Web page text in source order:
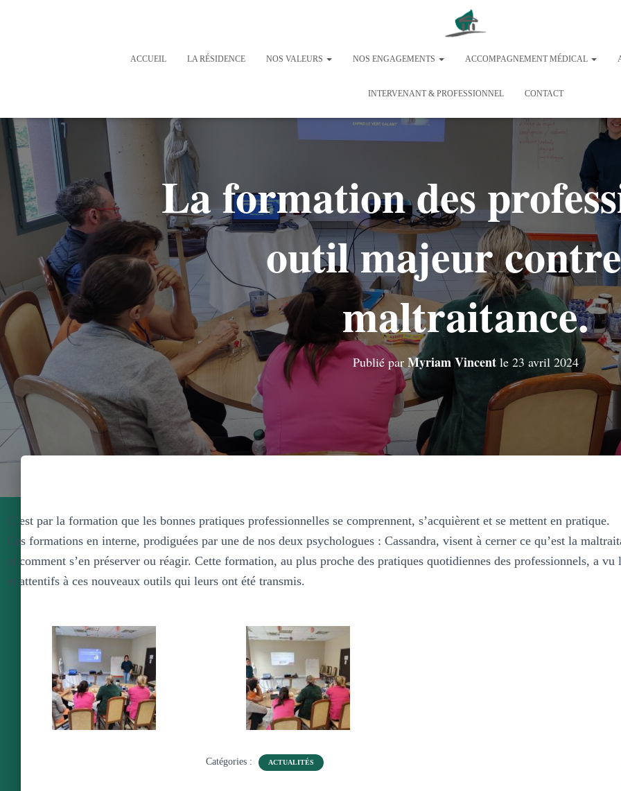
ACCUEIL LA RÉSIDENCE NOS VALEURS NOS ENGAGEMENTS ACCOMPAGNEMENT MÉDICAL
INTERVENANT & PROFESSIONNEL CONTACT
La formation des
outil majeur
maltraitance.
Publié par Myriam Vincent le 23 avril 2024
C’est par la formation que les bonnes pratiques professionnelles se comprennent, s’acquièrent et se mettent en pratique.
Ces formations en interne, prodiguées par une de nos deux psychologues : Cassandra, visent à cerner ce qu’est la
et comment s’en préserver ou réagir. Cette formation, au plus proche des pratiques quotidiennes des professionnels, a
et attentifs à ces nouveaux outils qui leurs ont été transmis.
Catégories : ACTUALITÉS